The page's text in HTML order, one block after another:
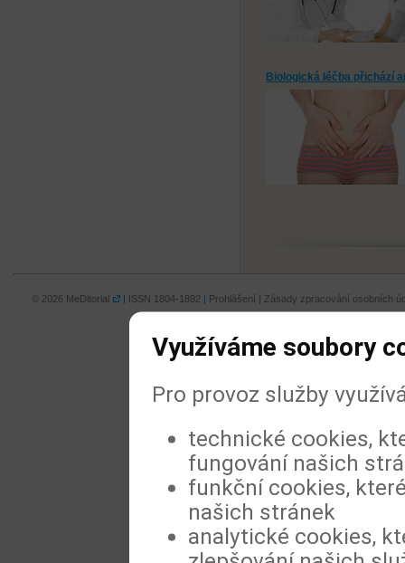
Biologická léčba přichází
© 2026 MeDitorial | ISSN 1804-1892 | Prohlášení | Zásady zpracování osobních
Využíváme soubory
Pro provoz služby
technické cookies,
fungování našich
funkční cookies,
našich stránek
analytické cookies,